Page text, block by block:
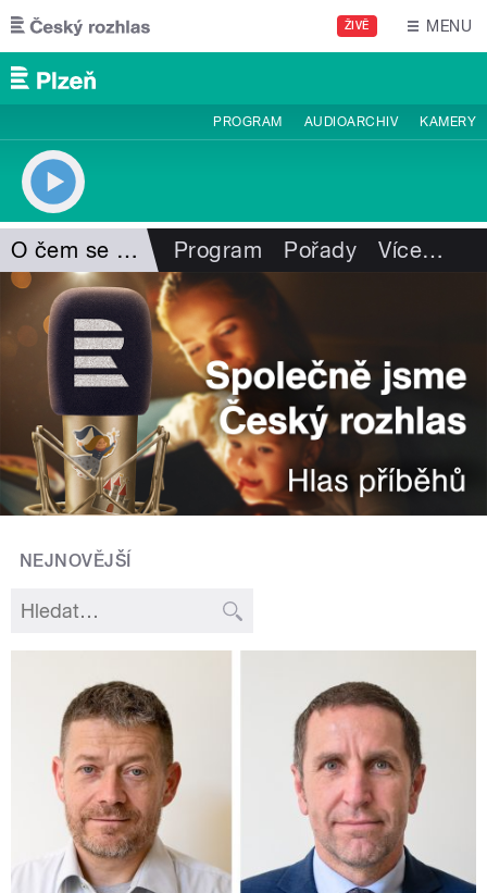
Přejít k hlavnímu obsahu
ŽIVĚ MENU
PROGRAM AUDIOARCHIV KAMERY
O čem se mluví Program Pořady Více…
NEJNOVĚJŠÍ